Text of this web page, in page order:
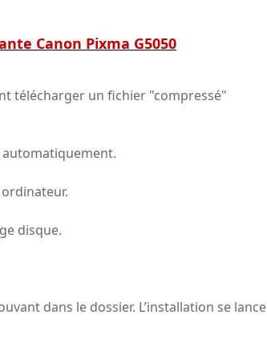
Canon Pixma G5050
télécharger un fichier "compressé"
automatiquement.
disque.
dans le dossier. L’installation se lance